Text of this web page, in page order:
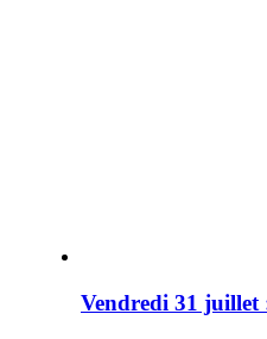
Vendredi 31